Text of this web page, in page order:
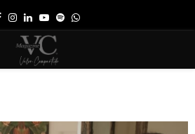
Facebook
Instagram
LinkedinYoutube
SpotifyWhatsapp